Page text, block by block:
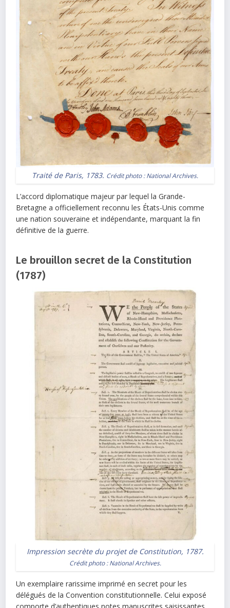
Traité de Paris, 1783. Crédit photo : National Archives.
L’accord diplomatique majeur par lequel la Grande-
Bretagne a officiellement reconnu les États-Unis comme
une nation souveraine et indépendante, marquant la fin
définitive de la guerre.
Le brouillon secret de la Constitution
(1787)
Impression secrète du projet de Constitution, 1787.
Crédit photo : National Archives.
Un exemplaire rarissime imprimé en secret pour les
délégués de la Convention constitutionnelle. Celui exposé